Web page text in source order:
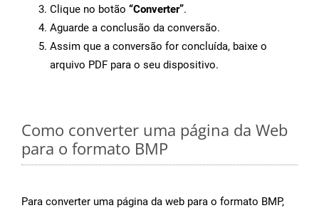
Clique no botão “Converter”.
Aguarde a conclusão da conversão.
Assim que a conversão for concluída, baixe o
arquivo PDF para o seu dispositivo.
Como converter uma página da Web
para o formato BMP
Para converter uma página da web para o formato BMP,